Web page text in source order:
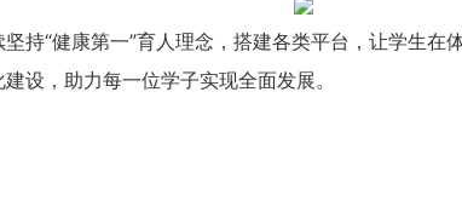
持“健康第一”育人理念，搭建各类平台，让学生在
设，助力每一位学子实现全面发展。